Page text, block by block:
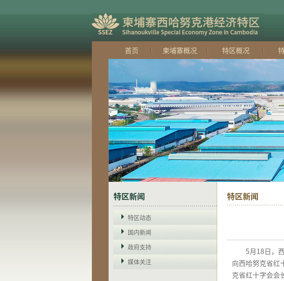
首页 柬埔寨概况 特区概况
特区新闻
特区动态
国内新闻
政府支持
媒体关注
特区新闻
5月18日，
向西哈努克省红
克省红十字会会